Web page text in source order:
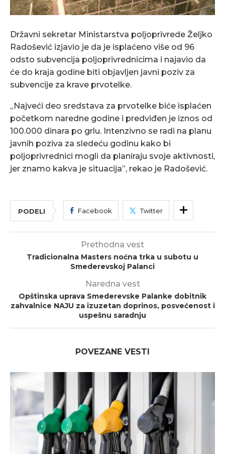
Državni sekretar Ministarstva poljoprivrede Željko
Radošević izjavio je da je isplaćeno više od 96
odsto subvencija poljoprivrednicima i najavio da
će do kraja godine biti objavljen javni poziv za
subvencije za krave prvotelke.
„Najveći deo sredstava za prvotelke biće isplaćen
početkom naredne godine i predviđen je iznos od
100.000 dinara po grlu. Intenzivno se radi na planu
javnih poziva za sledeću godinu kako bi
poljoprivrednici mogli da planiraju svoje aktivnosti,
jer znamo kakva je situacija”, rekao je Radošević.
PODELI Facebook Twitter
Prethodna vest
Tradicionalna Masters noćna trka u subotu u
Smederevskoj Palanci
Naredna vest
Opštinska uprava Smederevske Palanke dobitnik
zahvalnice NAJU za izuzetan doprinos, posvećenost i
uspešnu saradnju
POVEZANE VESTI